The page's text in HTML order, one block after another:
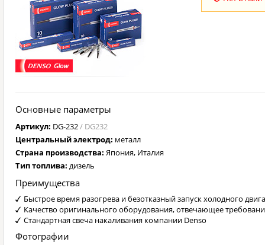
Основные параметры
Артикул: DG-232/ DG232
Центральный электрод: металл
Страна производства: Япония, Италия
Тип топлива: дизель
Преимущества
Быстрое время разогрева и безотказный запуск холодного
Качество оригинального оборудования, отвечающее
Стандартная свеча накаливания компании Denso
Фотографии